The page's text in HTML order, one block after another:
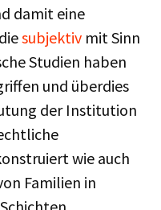
damit eine
subjektiv mit Sinn
Studien haben
und überdies
der Institution
wie auch
Familien in